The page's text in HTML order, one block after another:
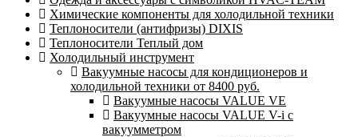
Химические компоненты для холодильной техники
Теплоносители (антифризы) DIXIS
Теплоносители Теплый дом
Холодильный инструмент
Вакуумные насосы для кондиционеров и
холодильной техники от 8400 руб.
Вакуумные насосы VALUE VE
Вакуумные насосы VALUE V-i с
вакуумметром